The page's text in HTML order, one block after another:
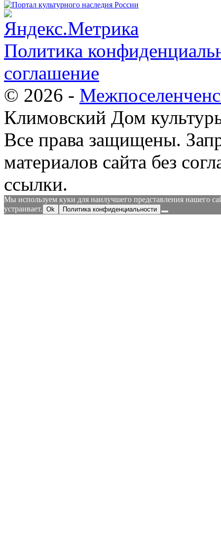
Политика
соглашение
© 2026 -
Климовский Дом
Все права защищены.
материалов сайта без
ссылки.
Мы используем куки для наилучшего представления нашего
устраивает. Ok Политика конфиденциальности